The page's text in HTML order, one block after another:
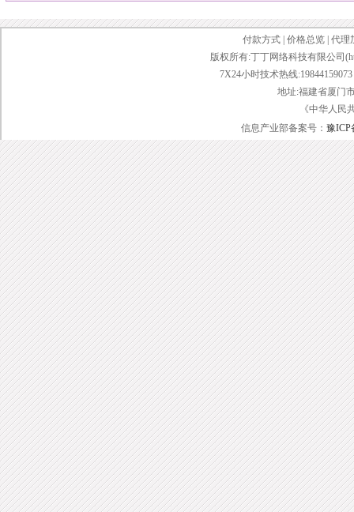
付款方式 价格总览 代理
版权所有:丁丁网络科技有限公司
7X24小时技术热线
地址:福建省厦门
《中华人民
信息产业部备案号： 豫ICP